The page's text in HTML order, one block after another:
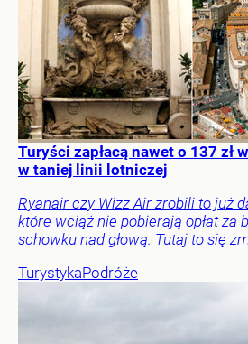
Turyści zapłacą nawet o 137 zł
w taniej linii lotniczej
Ryanair czy Wizz Air zrobili to już
które wciąż nie pobierają opłat za
schowku nad głową. Tutaj to się
TurystykaPodróże